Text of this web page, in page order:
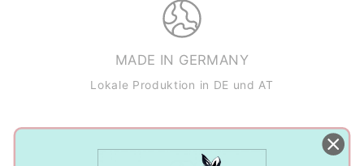
MADE IN GERMANY
Lokale Produktion in DE und AT